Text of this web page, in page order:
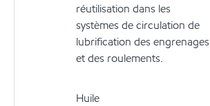
réutilisation dans les
systèmes de circulation de
lubrification des engrenages
et des roulements.
Huile